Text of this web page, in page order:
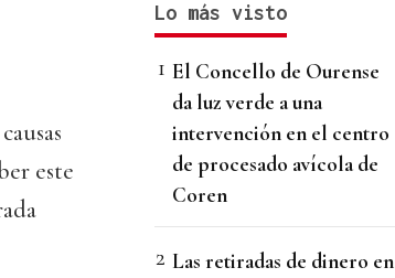
este
Lo más visto
El Concello de Ourense
da luz verde a una
intervención en el centro
de procesado avícola de
Coren
Las retiradas de dinero en